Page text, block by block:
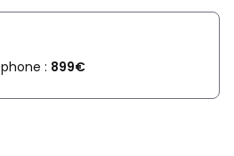
: 899€